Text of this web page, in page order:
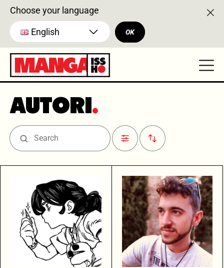
Choose your language
English OK
AUTORI